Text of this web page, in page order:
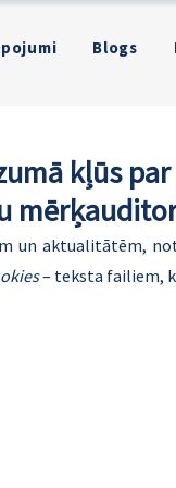
Blogs
kļūs
un aktualitātēm,
– teksta failiem,